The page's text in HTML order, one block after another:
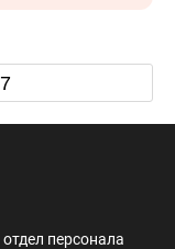
7
отдел персонала